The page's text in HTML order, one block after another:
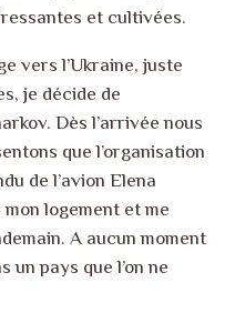
et cultivées.
vers l’Ukraine, juste
je décide de
Dès l’arrivée nous
que l’organisation
de l’avion Elena
mon logement et me
A aucun moment
un pays que l’on ne